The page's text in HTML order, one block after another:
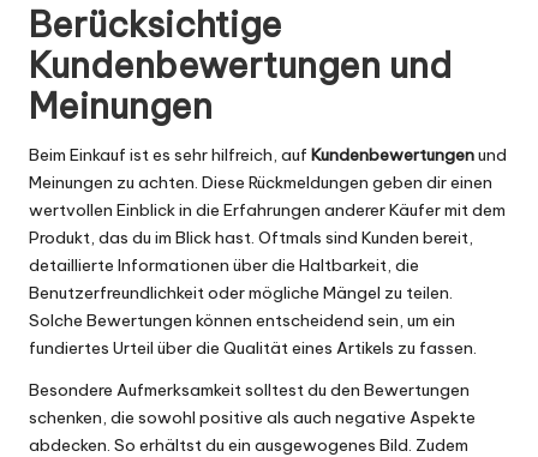
Berücksichtige
Kundenbewertungen und
Meinungen
Beim Einkauf ist es sehr hilfreich, auf Kundenbewertungenund
Meinungen zu achten. Diese Rückmeldungen geben dir einen
wertvollen Einblick in die Erfahrungen anderer Käufer mit dem
Produkt, das du im Blick hast. Oftmals sind Kunden bereit,
detaillierte Informationen über die Haltbarkeit, die
Benutzerfreundlichkeit oder mögliche Mängel zu teilen.
Solche Bewertungen können entscheidend sein, um ein
fundiertes Urteil über die Qualität eines Artikels zu fassen.
Besondere Aufmerksamkeit solltest du den Bewertungen
schenken, die sowohl positive als auch negative Aspekte
abdecken. So erhältst du ein ausgewogenes Bild. Zudem